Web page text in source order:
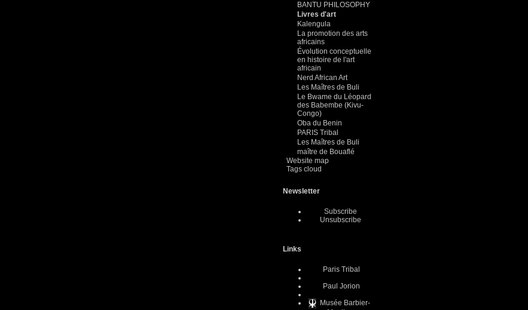
BANTU PHILOSOPHY
Livres d'art
Kalengula
La promotion des arts
africains
Évolution conceptuelle
en histoire de l'art
africain
Nerd African Art
Les Maîtres de Buli
Le Bwame du Léopard
des Babembe (Kivu-
Congo)
Oba du Benin
PARIS Tribal
Les Maîtres de Buli
maître de Bouaflé
Website map
Tags cloud
Newsletter
Subscribe
Unsubscribe
Links
Paris Tribal
Paul Jorion
Musée Barbier-